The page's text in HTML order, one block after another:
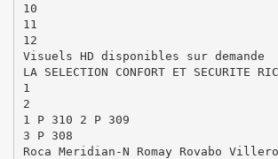
10
11
12
Visuels HD disponibles sur demande
LA SELECTION CONFORT ET SECURITE
1
2
1 P 310 2 P 309
3 P 308
Roca Meridian-N Romay Rovabo